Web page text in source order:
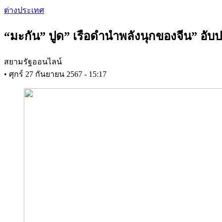
Skip
content
ต่างประเทศ
“มะกัน” ปูด” เรือดำนำพลังนุกของจีน” อับ
สยามรัฐออนไลน์
• ศุกร์ 27 กันยายน 2567 - 15:17